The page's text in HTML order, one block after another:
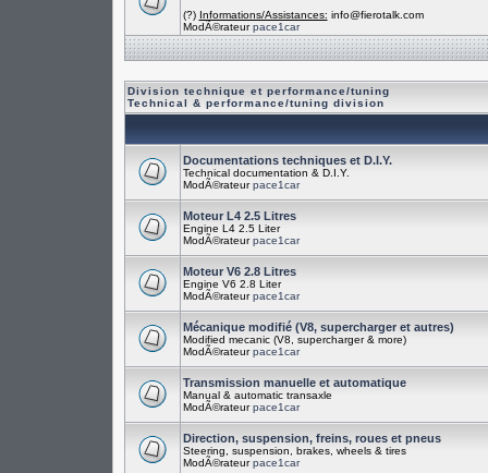
(?) Informations/Assistances: info@fierotalk.com
ModÃ©rateurpace1car
Division technique et performance/tuning
Technical & performance/tuning division
Documentations techniques et D.I.Y.
Technical documentation & D.I.Y.
ModÃ©rateurpace1car
Moteur L4 2.5 Litres
Engine L4 2.5 Liter
ModÃ©rateurpace1car
Moteur V6 2.8 Litres
Engine V6 2.8 Liter
ModÃ©rateurpace1car
Mécanique modifié (V8, supercharger et autres)
Modified mecanic (V8, supercharger & more)
ModÃ©rateurpace1car
Transmission manuelle et automatique
Manual & automatic transaxle
ModÃ©rateurpace1car
Direction, suspension, freins, roues et pneus
Steering, suspension, brakes, wheels & tires
ModÃ©rateurpace1car